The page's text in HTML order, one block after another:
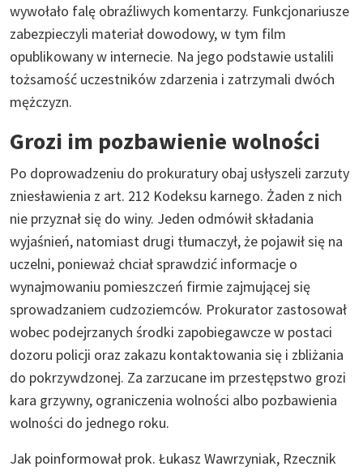
wywołało falę obraźliwych komentarzy. Funkcjonariusze
zabezpieczyli materiał dowodowy, w tym film
opublikowany w internecie. Na jego podstawie ustalili
tożsamość uczestników zdarzenia i zatrzymali dwóch
mężczyzn.
Grozi im pozbawienie wolności
Po doprowadzeniu do prokuratury obaj usłyszeli zarzuty
zniesławienia z art. 212 Kodeksu karnego. Żaden z nich
nie przyznał się do winy. Jeden odmówił składania
wyjaśnień, natomiast drugi tłumaczył, że pojawił się na
uczelni, ponieważ chciał sprawdzić informacje o
wynajmowaniu pomieszczeń firmie zajmującej się
sprowadzaniem cudzoziemców. Prokurator zastosował
wobec podejrzanych środki zapobiegawcze w postaci
dozoru policji oraz zakazu kontaktowania się i zbliżania
do pokrzywdzonej. Za zarzucane im przestępstwo grozi
kara grzywny, ograniczenia wolności albo pozbawienia
wolności do jednego roku.
Jak poinformował prok. Łukasz Wawrzyniak, Rzecznik